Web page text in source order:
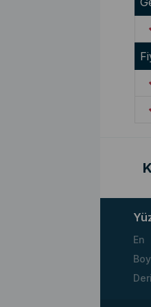
En
Boy